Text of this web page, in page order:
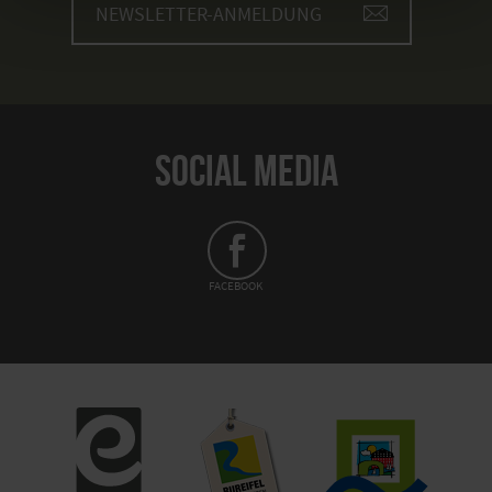
NEWSLETTER-ANMELDUNG
SOCIAL MEDIA
FACEBOOK